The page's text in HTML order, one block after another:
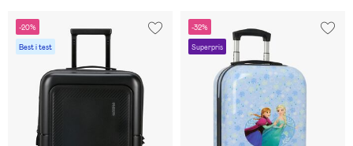
-20%
Best i test
-32%
Superpris